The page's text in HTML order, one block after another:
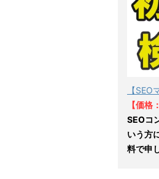
【
【価格
SEOコ
いう方
料で申